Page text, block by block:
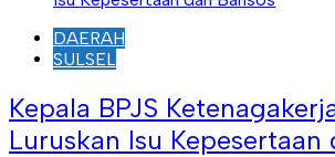
DAERAH
SULSEL
Kepala BPJS
Luruskan Isu Kepesertaan